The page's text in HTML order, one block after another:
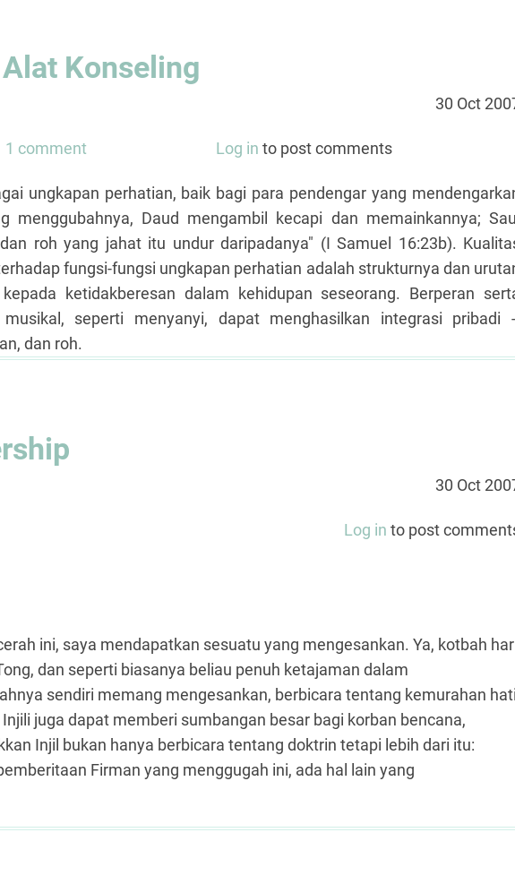
Konseling
30 Oct
1 comment Log in to post comments
ungkapan perhatian, baik bagi para pendengar yang
menggubahnya, Daud mengambil kecapi dan memainkannya;
roh yang jahat itu undur daripadanya" (I Samuel 16:23b).
fungsi-fungsi ungkapan perhatian adalah strukturnya dan
ketidakberesan dalam kehidupan seseorang. Berperan
seperti menyanyi, dapat menghasilkan integrasi pribadi
dan roh.
30 Oct
Log in to post
ini, saya mendapatkan sesuatu yang mengesankan. Ya, kotbah
dan seperti biasanya beliau penuh ketajaman dalam
sendiri memang mengesankan, berbicara tentang kemurahan
juga dapat memberi sumbangan besar bagi korban bencana,
Injil bukan hanya berbicara tentang doktrin tetapi lebih dari itu:
Firman yang menggugah ini, ada hal lain yang